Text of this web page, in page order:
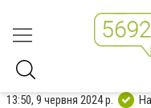
13:50, 9 червня 2024 р.